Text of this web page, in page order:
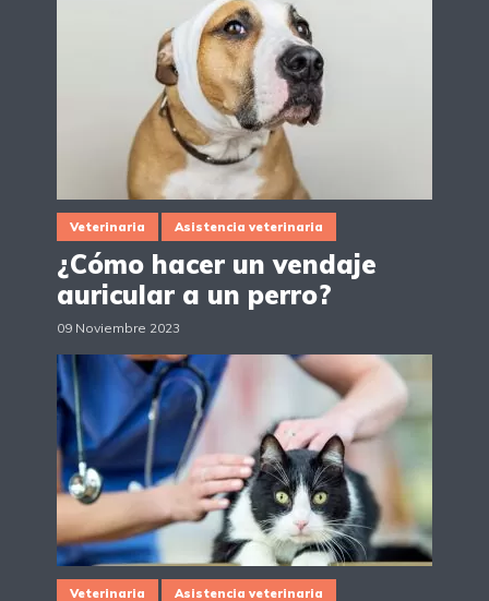
Veterinaria Asistencia veterinaria
¿Cómo hacer un vendaje
auricular a un perro?
09 Noviembre 2023
Veterinaria Asistencia veterinaria